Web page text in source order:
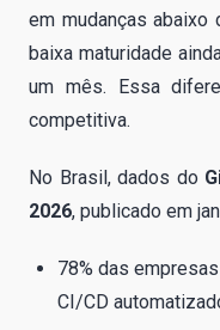
em mudanças abaixo
baixa maturidade
um mês. Essa
competitiva.
No Brasil, dados do
2026, publicado em
78% das
CI/CD